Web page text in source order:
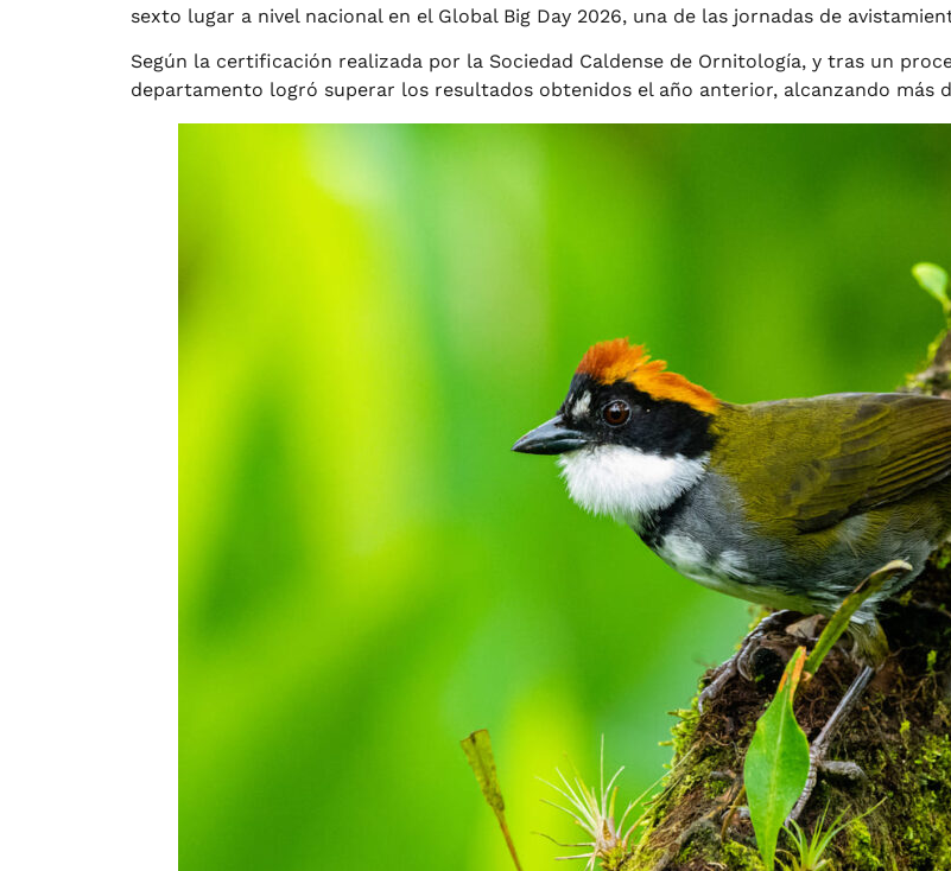
sexto lugar a nivel nacional en el Global Big Day 2026, una de las jornadas de
Según la certificación realizada por la Sociedad Caldense de Ornitología, y tras un
departamento logró superar los resultados obtenidos el año anterior, alcanzando más